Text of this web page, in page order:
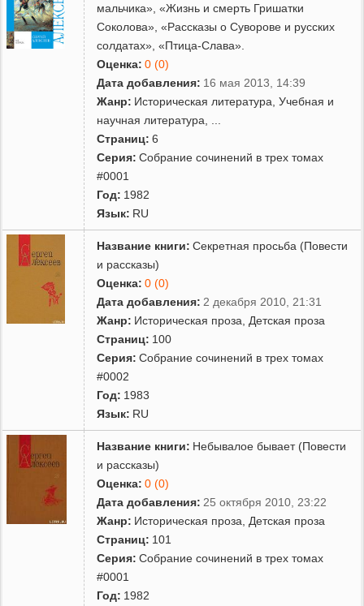
мальчика», «Жизнь и смерть Гришатки
Соколова», «Рассказы о Суворове и русских
солдатах», «Птица-Слава».
Оценка: 0 (0)
Дата добавления: 16 мая 2013, 14:39
Жанр: Историческая литература ,Учебная и
научная литература
Страниц: 6
Серия: Собрание сочинений в трех томах
#0001
Год: 1982
Язык: RU
Название книги: Секретная просьба (Повести
и рассказы)
Оценка: 0 (0)
Дата добавления: 2 декабря 2010, 21:31
Жанр: Историческая проза
Детская проза
Страниц: 100
Серия: Собрание сочинений в трех томах
#0002
Год: 1983
Язык: RU
Название книги: Небывалое бывает (Повести
и рассказы)
Оценка: 0 (0)
Дата добавления: 25 октября 2010, 23:22
Жанр: Историческая проза
Детская проза
Страниц: 101
Серия: Собрание сочинений в трех томах
#0001
Год: 1982